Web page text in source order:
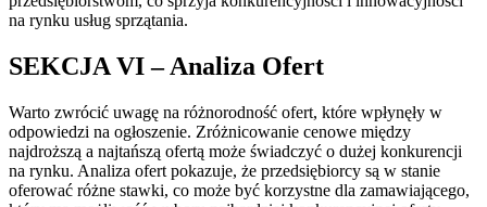
na rynku usług sprzątania.
SEKCJA VI – Analiza Ofert
Warto zwrócić uwagę na różnorodność ofert, które wpłynęły w
odpowiedzi na ogłoszenie. Zróżnicowanie cenowe między
najdroższą a najtańszą ofertą może świadczyć o dużej konkurencji
na rynku. Analiza ofert pokazuje, że przedsiębiorcy są w stanie
oferować różne stawki, co może być korzystne dla zamawiającego,